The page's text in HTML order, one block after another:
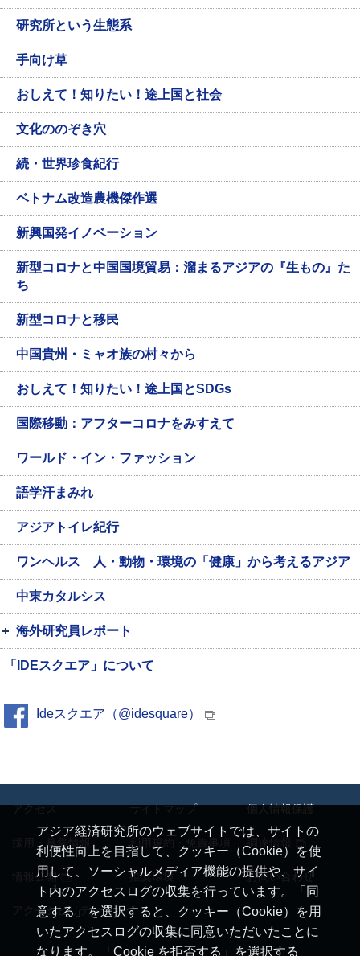
研究所という生態系
手向け草
おしえて！知りたい！途上国と社会
文化ののぞき穴
続・世界珍食紀行
ベトナム改造農機傑作選
新興国発イノベーション
新型コロナと中国国境貿易：溜まるアジアの『生もの』た
ち
新型コロナと移民
中国貴州・ミャオ族の村々から
おしえて！知りたい！途上国とSDGs
国際移動：アフターコロナをみすえて
ワールド・イン・ファッション
語学汗まみれ
アジアトイレ紀行
ワンヘルス 人・動物・環境の「健康」から考えるアジア
中東カタルシス
海外研究員レポート
「IDEスクエア」について
Ideスクエア（@idesquare）
アジア経済研究所のウェブサイトでは、サイトの
利便性向上を目指して、クッキー（Cookie）を使
用して、ソーシャルメディア機能の提供や、サイ
ト内のアクセスログの収集を行っています。「同
意する」を選択すると、クッキー（Cookie）を用
いたアクセスログの収集に同意いただいたことに
なります。「Cookie を拒否する」を選択する
アクセス サイトマップ 個人情報保護
採用・募集情報 利用規約・免責事項 調達情報
情報公開 推奨環境 お問い合わせ
アクセシビリティ